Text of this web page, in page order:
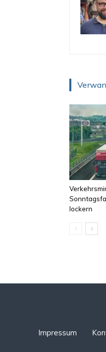
lockern
Impressum